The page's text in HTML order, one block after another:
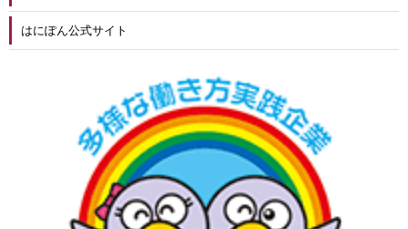
はにぽん公式サイト